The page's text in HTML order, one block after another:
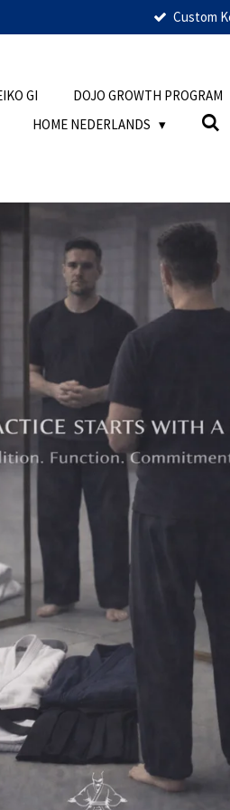
Custom
GI DOJO GROWTH PROGRAM
HOME NEDERLANDS